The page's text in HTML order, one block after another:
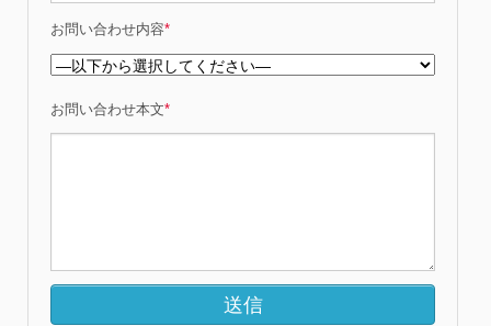
お問い合わせ内容*
お問い合わせ本文*